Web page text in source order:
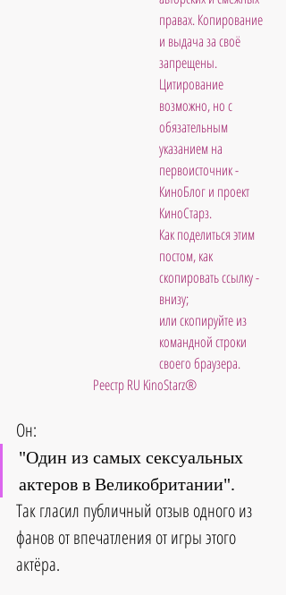
правах. Копирование
и выдача за своё
запрещены.
Цитирование
возможно, но с
обязательным
указанием на
первоисточник -
КиноБлог и проект
КиноСтарз.
Как поделиться этим
постом, как
скопировать ссылку -
внизу;
или скопируйте из
командной строки
своего браузера.
Реестр RU KinoStarz®
Он:
"Один из самых сексуальных
актеров в Великобритании".
Так гласил публичный отзыв одного из
фанов от впечатления от игры этого
актёра.